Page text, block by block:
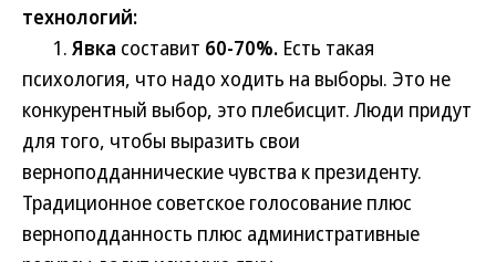
технологий:
1. Явка составит 60-70%. Есть такая
психология, что надо ходить на выборы. Это не
конкурентный выбор, это плебисцит. Люди придут
для того, чтобы выразить свои
верноподданнические чувства к президенту.
Традиционное советское голосование плюс
верноподданность плюс административные